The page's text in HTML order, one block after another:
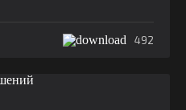
492